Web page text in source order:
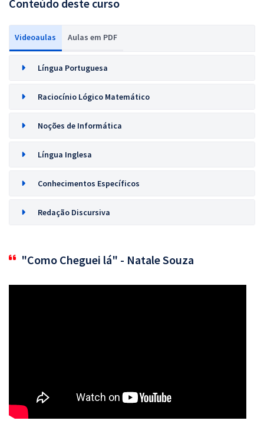
Conteúdo deste curso
Videoaulas Aulas em PDF
Língua Portuguesa
Raciocínio Lógico Matemático
Noções de Informática
Língua Inglesa
Conhecimentos Específicos
Redação Discursiva
"Como Cheguei lá" - Natale Souza